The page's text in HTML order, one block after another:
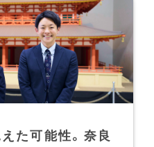
た可能性。奈良